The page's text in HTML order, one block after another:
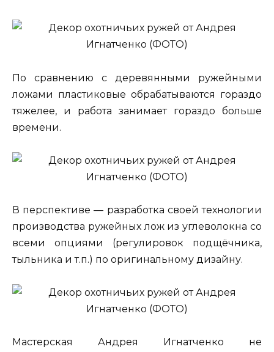
По сравнению с деревянными ружейными
ложами пластиковые обрабатываются гораздо
тяжелее, и работа занимает гораздо больше
времени.
В перспективе — разработка своей технологии
производства ружейных лож из углеволокна со
всеми опциями (регулировок подщёчника,
тыльника и т.п.) по оригинальному дизайну.
Мастерская Андрея Игнатченко не